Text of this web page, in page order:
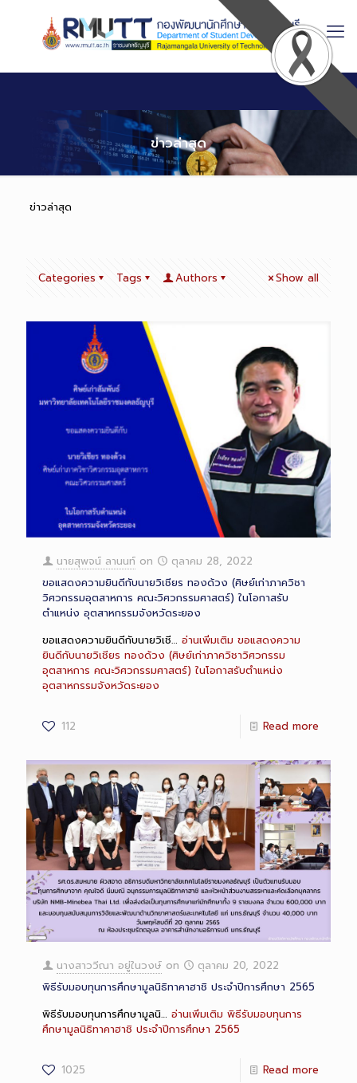
ข่าวล่าสุด
ข่าวล่าสุด
Categories Tags Authors Show all
นายสุพจน์ ลานนท์ on
ตุลาคม 28, 2022
ขอแสดงความยินดีกับนายวิเชียร ทองด้วง (ศิษย์เก่าภาควิชา
วิศวกรรมอุตสาหการ คณะวิศวกรรมศาสตร์) ในโอกาสรับ
ตำแหน่ง อุตสาหกรรมจังหวัดระยอง
ขอแสดงความยินดีกับนายวิเชี… อ่านเพิ่มเติม ขอแสดงความ
ยินดีกับนายวิเชียร ทองด้วง (ศิษย์เก่าภาควิชาวิศวกรรม
อุตสาหการ คณะวิศวกรรมศาสตร์) ในโอกาสรับตำแหน่ง
อุตสาหกรรมจังหวัดระยอง
112 Read more
Long
Description
นางสาววีณา อยู่ในวงษ์ on
ตุลาคม 20, 2022
พิธีรับมอบทุนการศึกษามูลนิธิทาคาฮาชิ ประจำปีการศึกษา 2565
พิธีรับมอบทุนการศึกษามูลนิ… อ่านเพิ่มเติม พิธีรับมอบทุนการ
ศึกษามูลนิธิทาคาฮาชิ ประจำปีการศึกษา 2565
1025 Read more